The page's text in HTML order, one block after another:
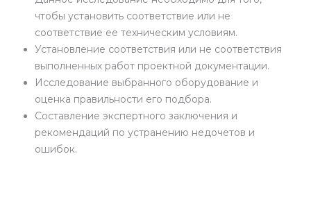
чтобы установить соответствие или не
соответствие ее техническим условиям.
Установление соответствия или не соответствия
выполненных работ проектной документации.
Исследование выбранного оборудование и
оценка правильности его подбора.
Составление экспертного заключения и
рекомендаций по устранению недочетов и
ошибок.